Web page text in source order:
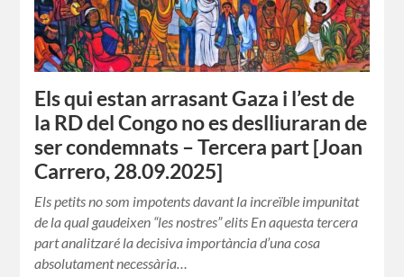
Els qui estan arrasant Gaza i l’est de
la RD del Congo no es deslliuraran de
ser condemnats – Tercera part [Joan
Carrero, 28.09.2025]
Els petits no som impotents davant la increïble impunitat
de la qual gaudeixen “les nostres” elits En aquesta tercera
part analitzaré la decisiva importància d’una cosa
absolutament necessària…